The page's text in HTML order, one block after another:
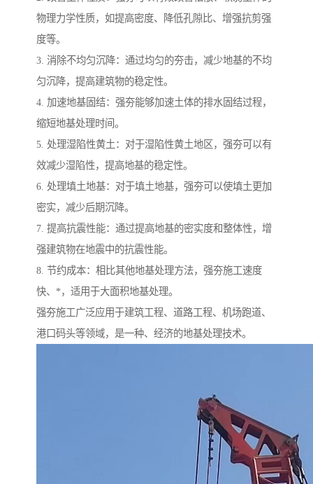
物理力学性质，如提高密度、降低孔隙比、增强抗剪强
度等。
3. 消除不均匀沉降：通过均匀的夯击，减少地基的不均
匀沉降，提高建筑物的稳定性。
4. 加速地基固结：强夯能够加速土体的排水固结过程，
缩短地基处理时间。
5. 处理湿陷性黄土：对于湿陷性黄土地区，强夯可以有
效减少湿陷性，提高地基的稳定性。
6. 处理填土地基：对于填土地基，强夯可以使填土更加
密实，减少后期沉降。
7. 提高抗震性能：通过提高地基的密实度和整体性，增
强建筑物在地震中的抗震性能。
8. 节约成本：相比其他地基处理方法，强夯施工速度
快、*，适用于大面积地基处理。
强夯施工广泛应用于建筑工程、道路工程、机场跑道、
港口码头等领域，是一种、经济的地基处理技术。